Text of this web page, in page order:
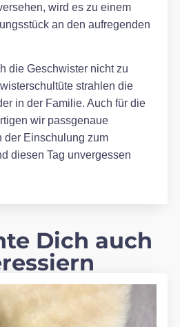
wird es zu einem
an den aufregenden
die Geschwister nicht zu
strahlen die
in der Familie. Auch für die
wir passgenaue
der Einschulung zum
diesen Tag unvergessen
Dich auch